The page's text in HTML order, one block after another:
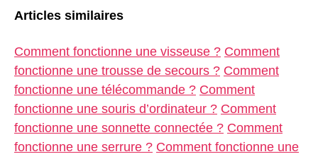
Articles similaires
Comment fonctionne une visseuse ? Comment
fonctionne une trousse de secours ? Comment
fonctionne une télécommande ? Comment
fonctionne une souris d’ordinateur ? Comment
fonctionne une sonnette connectée ? Comment
fonctionne une serrure ? Comment fonctionne une